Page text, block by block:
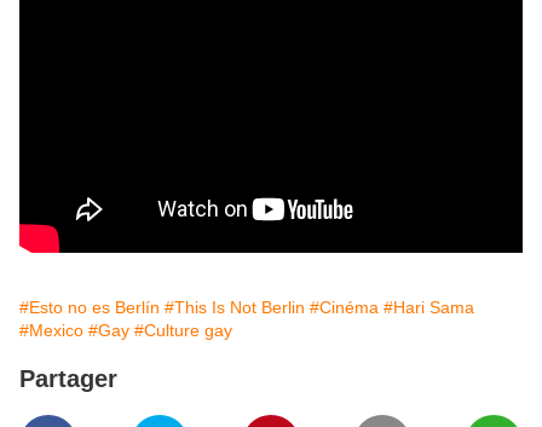
#Esto no es Berlín #This Is Not Berlin #Cinéma #Hari Sama
#Mexico #Gay #Culture gay
Partager